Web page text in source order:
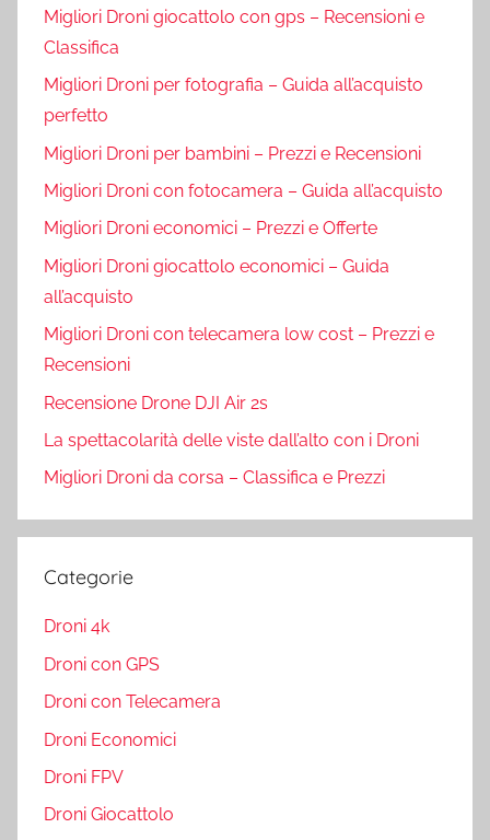
Migliori Droni giocattolo con gps – Recensioni e
Classifica
Migliori Droni per fotografia – Guida all’acquisto
perfetto
Migliori Droni per bambini – Prezzi e Recensioni
Migliori Droni con fotocamera – Guida all’acquisto
Migliori Droni economici – Prezzi e Offerte
Migliori Droni giocattolo economici – Guida
all’acquisto
Migliori Droni con telecamera low cost – Prezzi e
Recensioni
Recensione Drone DJI Air 2s
La spettacolarità delle viste dall’alto con i Droni
Migliori Droni da corsa – Classifica e Prezzi
Categorie
Droni 4k
Droni con GPS
Droni con Telecamera
Droni Economici
Droni FPV
Droni Giocattolo